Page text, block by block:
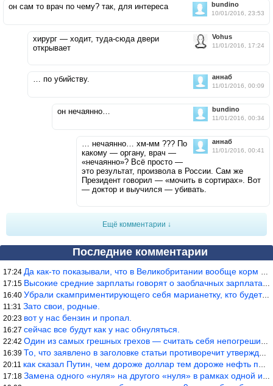
bundino
10/01/2016, 23:53
он сам то врач по чему? так, для интереса
Vohus
11/01/2016, 17:24
хирург — ходит, туда-сюда двери
открывает
аннаб
11/01/2016, 00:09
… по убийству.
bundino
11/01/2016, 00:34
он нечаянно…
аннаб
11/01/2016, 00:41
… нечаянно… хм-мм ??? По
какому — органу, врач —
«нечаянно»? Всё просто —
это результат, произвола в России. Сам же
Президент говорил — «мочить в сортирах». Вот
— доктор и выучился — убивать.
Ещё комментарии ↓
Последние комментарии
17:24 Да как-то показывали, что в Великобритании вообще корм для живот
17:15 Высокие средние зарплаты говорят о заоблачных зарплатах определё
16:40 Убрали скамприментирующего себя марианетку, кто будет следующим…
11:31 Зато свои, родные.
20:23 вот у нас бензин и пропал.
16:27 сейчас все будут как у нас обнуляться.
22:42 Один из самых грешных грехов — считать себя непогрешимым.
16:39 То, что заявлено в заголовке статьи противоречит утверждению &qu
20:11 как сказал Путин, чем дороже доллар тем дороже нефть продадим.
17:18 Замена одного «нуля» на другого «нуля» в рамках одной и той же с